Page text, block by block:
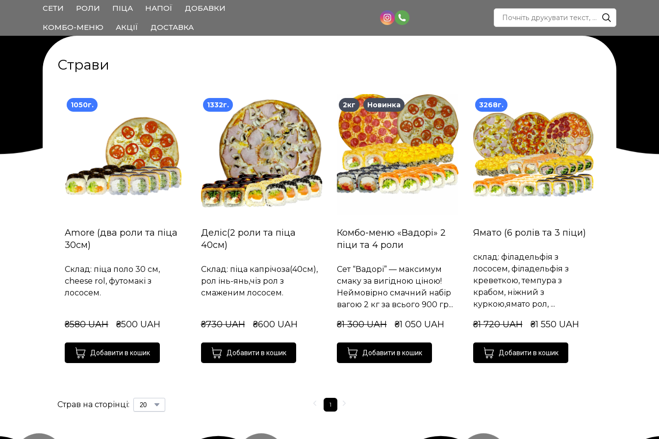
СЕТИ РОЛИ ПІЦА НАПОЇ ДОБАВКИ
КОМБО-МЕНЮ АКЦІЇ ДОСТАВКА
Страви
1050г.
Amore (два роли та піца
30см)
Склад: піца поло 30 см,
cheese rol, футомакі з
лососем.
₴580 UAH ₴500 UAH
Добавити в кошик
1332г.
Деліс(2 роли та піца
40см)
Склад: піца капрічоза(40см),
рол інь-янь,чіз рол з
смаженим лососем.
₴730 UAH ₴600 UAH
Добавити в кошик
2кг Новинка
Комбо-меню «Вадорі» 2
піци та 4 роли
Сет “Вадорі” — максимум
смаку за вигідною ціною!
Неймовірно смачний набір
вагою 2 кг за всього 900 гр...
₴1 300 UAH ₴1 050 UAH
Добавити в кошик
3268г.
Ямато (6 ролів та 3 піци)
склад: філадельфія з
лососем, філадельфія з
креветкою, темпура з
крабом, ніжний з
куркою,ямато рол, ...
₴1 720 UAH ₴1 550 UAH
Добавити в кошик
Страв на сторінці: 1